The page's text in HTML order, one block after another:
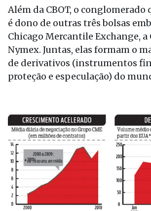
Além da CBOT, o conglomerado
é dono de outras três bolsas
Chicago Mercantile Exchange, a
Nymex. Juntas, elas formam o
de derivativos (instrumentos
proteção e especulação) do